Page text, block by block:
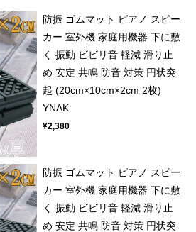
防振 ゴムマット ピアノ スピー
カー 室外機 家庭用機器 下に敷
く 振動 ビビリ音 軽減 滑り止
め 安定 共鳴 防音 対策 円状突
起 (20cm×10cm×2cm 2枚)
YNAK
¥2,380
防振 ゴムマット ピアノ スピー
カー 室外機 家庭用機器 下に敷
く 振動 ビビリ音 軽減 滑り止
め 安定 共鳴 防音 対策 円状突